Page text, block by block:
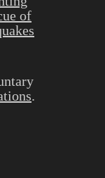
of
.